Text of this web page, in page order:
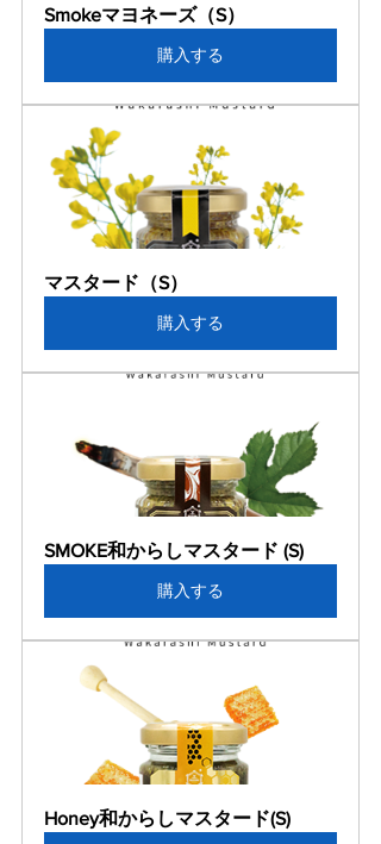
Smokeマヨネーズ（S）
購入する
マスタード（S）
購入する
SMOKE和からしマスタード (S)
購入する
Honey和からしマスタード(S)